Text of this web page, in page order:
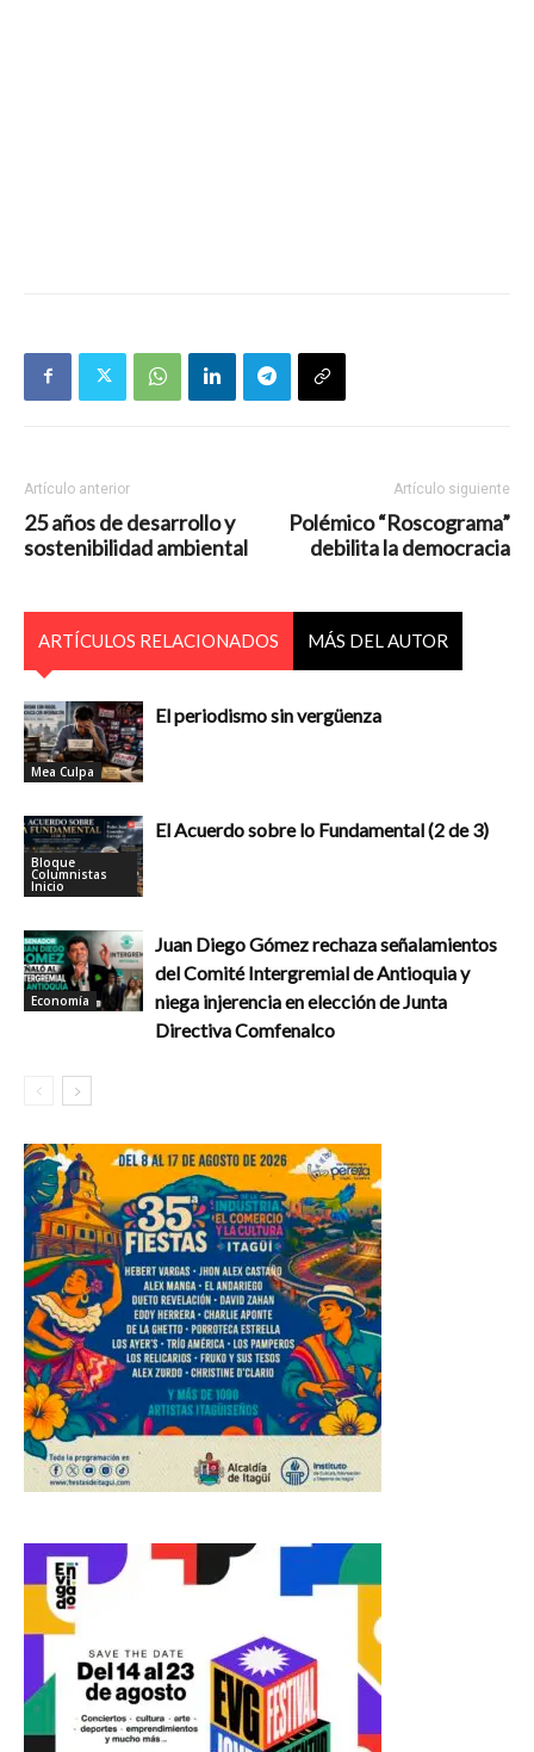
Artículo anterior
25 años de desarrollo y
sostenibilidad ambiental
Artículo siguiente
Polémico “Roscograma”
debilita la democracia
ARTÍCULOS RELACIONADOS MÁS DEL AUTOR
Mea Culpa
El periodismo sin vergüenza
Bloque
Columnistas
Inicio
El Acuerdo sobre lo Fundamental (2 de 3)
Economía
Juan Diego Gómez rechaza señalamientos
del Comité Intergremial de Antioquia y
niega injerencia en elección de Junta
Directiva Comfenalco